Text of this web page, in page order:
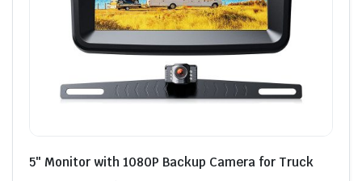
5″ Monitor with 1080P Backup Camera for Truck